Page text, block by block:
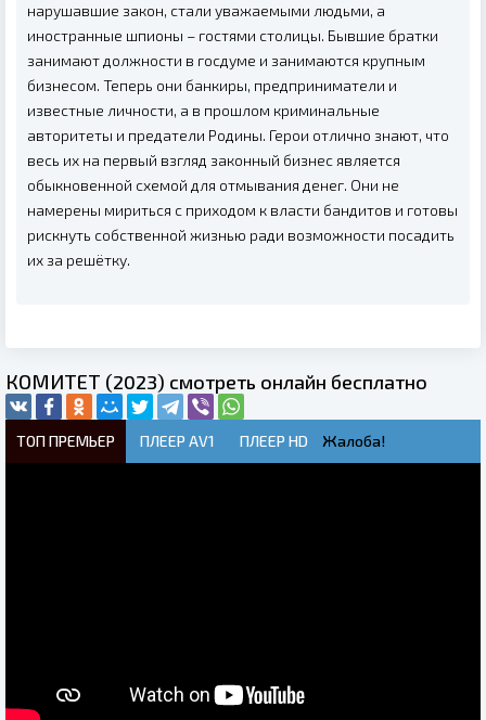
нарушавшие закон, стали уважаемыми людьми, а
иностранные шпионы – гостями столицы. Бывшие братки
занимают должности в госдуме и занимаются крупным
бизнесом. Теперь они банкиры, предприниматели и
известные личности, а в прошлом криминальные
авторитеты и предатели Родины. Герои отлично знают, что
весь их на первый взгляд законный бизнес является
обыкновенной схемой для отмывания денег. Они не
намерены мириться с приходом к власти бандитов и готовы
рискнуть собственной жизнью ради возможности посадить
их за решётку.
КОМИТЕТ (2023) смотреть онлайн бесплатно
ТОП ПРЕМЬЕР ПЛЕЕР AV1 ПЛЕЕР HD Жалоба!